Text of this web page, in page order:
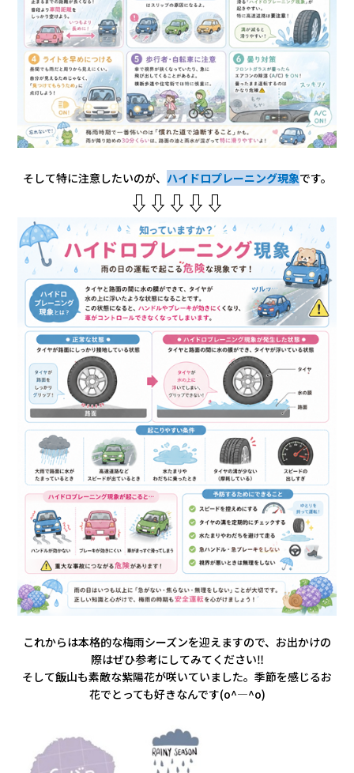
そして特に注意したいのが、 ハイドロプレーニング現象です。
⇩⇩⇩⇩⇩
これからは本格的な梅雨シーズンを迎えますので、お出かけの
際はぜひ参考にしてみてください‼
そして飯山も素敵な紫陽花が咲いていました。季節を感じるお
花でとっても好きなんです(o^―^o)